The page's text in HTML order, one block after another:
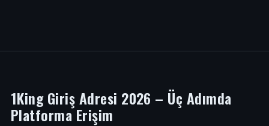
1King Giriş Adresi 2026 – Üç Adımda
Platforma Erişim